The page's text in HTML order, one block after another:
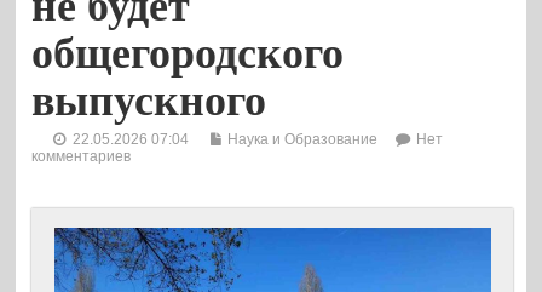
общегородского
выпускного
22.05.2026 07:04 Наука и Образование
Нет
комментариев